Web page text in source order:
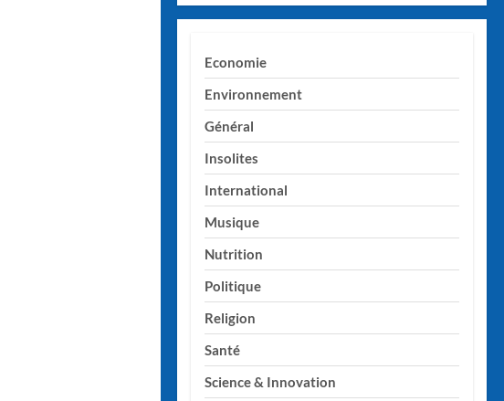
Economie
Environnement
Général
Insolites
International
Musique
Nutrition
Politique
Religion
Santé
Science & Innovation